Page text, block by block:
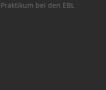
Praktikum bei den EBL